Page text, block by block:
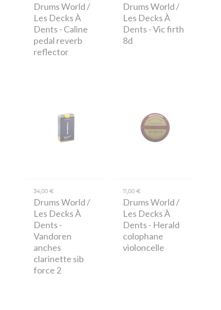
Drums World /
Les Decks À
Dents - Caline
pedal reverb
reflector
Drums World /
Les Decks À
Dents - Vic firth
8d
34,00 €
Drums World /
Les Decks À
Dents -
Vandoren
anches
clarinette sib
force 2
11,00 €
Drums World /
Les Decks À
Dents - Herald
colophane
violoncelle